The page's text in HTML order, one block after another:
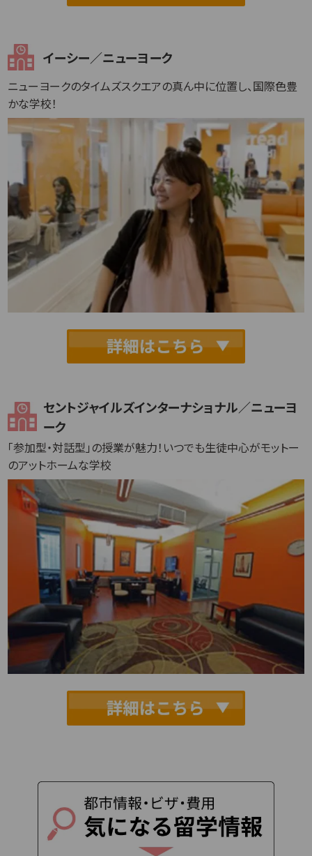
イーシー／ニューヨーク
ニューヨークのタイムズスクエアの真ん中に位置し、国際色豊
かな学校！
セントジャイルズインターナショナル／ニューヨ
ーク
「参加型・対話型」の授業が魅力！いつでも生徒中心がモットー
のアットホームな学校